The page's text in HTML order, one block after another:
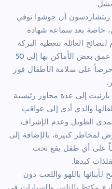
أن جوشوا توفي
خاصة بعد سماعه شهادة
العائلة بتغطية البركة
التي يبلغ طولها 13 مترا، ويصل عمق بعض الأماكن بها إلى 50
على سلامة الأطفال فور
إلى عدة محاور رئيسية
والذي أدى إلى عواقب
الطويل وعدم الإشراف
لمخاطر كبيرة، بالإضافة إلى
على أي طفل يقع تحت
كبدها.
باللهو واللعب دون